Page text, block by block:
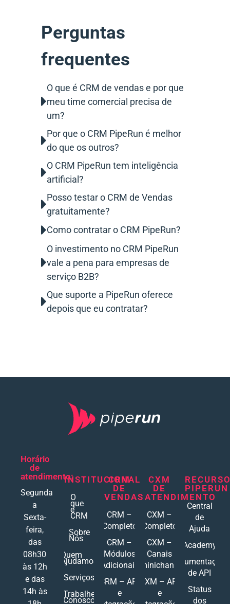
Perguntas
frequentes
O que é CRM de vendas e por que
meu time comercial precisa de
um?
Por que o CRM PipeRun é melhor
do que os outros?
O CRM PipeRun tem inteligência
artificial?
Posso testar o CRM de Vendas
gratuitamente?
Como contratar o CRM PipeRun?
O investimento no CRM PipeRun
vale a pena para empresas de
serviço B2B?
Que suporte a PipeRun oferece
depois que eu contratar?
Horário
de
atendimento:
Segunda
a
Sexta-
feira,
das
08h30
às 12h
e das
14h às
INSTITUCIONAL
O
que
é
CRM
Sobre
Nós
Quem
Ajudamos
Serviços
Trabalhe
Conosco
CRM
DE
VENDAS
CRM –
Completo
CRM –
Módulos
Adicionais
CRM – API
e
CXM
DE
ATENDIMENTO
CXM –
Completo
CXM –
Canais
Ominichannel
CXM – API
e
PIPERUN
Central
de
Ajuda
Academy
Documentações
de API
Status
dos